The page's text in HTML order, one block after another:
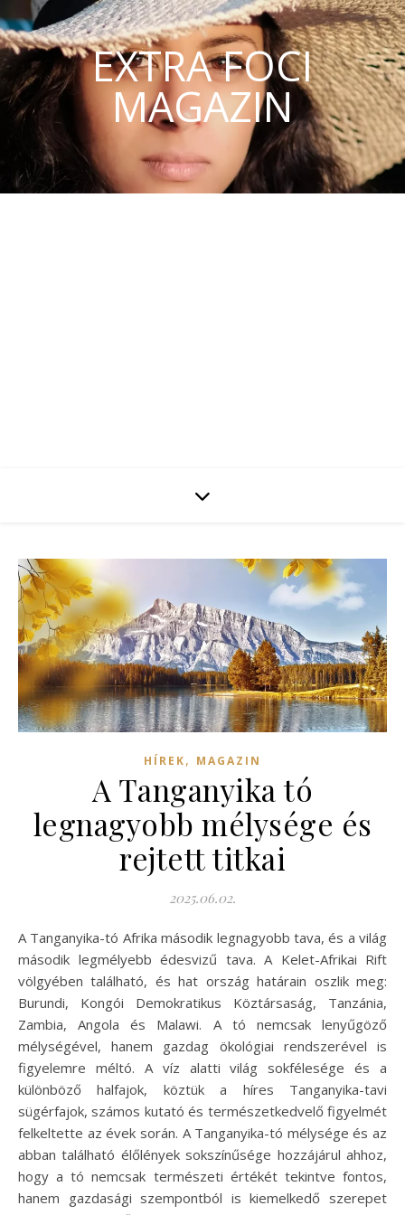
EXTRA FOCI
MAGAZIN
HÍREK, MAGAZIN
A Tanganyika tó
legnagyobb mélysége és
rejtett titkai
2025.06.02.
A Tanganyika-tó Afrika második legnagyobb tava, és a világ
második legmélyebb édesvizű tava. A Kelet-Afrikai Rift
völgyében található, és hat ország határain oszlik meg:
Burundi, Kongói Demokratikus Köztársaság, Tanzánia,
Zambia, Angola és Malawi. A tó nemcsak lenyűgöző
mélységével, hanem gazdag ökológiai rendszerével is
figyelemre méltó. A víz alatti világ sokfélesége és a
különböző halfajok, köztük a híres Tanganyika-tavi
sügérfajok, számos kutató és természetkedvelő figyelmét
felkeltette az évek során. A Tanganyika-tó mélysége és az
abban található élőlények sokszínűsége hozzájárul ahhoz,
hogy a tó nemcsak természeti értékét tekintve fontos,
hanem gazdasági szempontból is kiemelkedő szerepet